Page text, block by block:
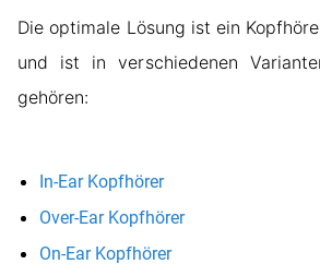
Die optimale Lösung ist ein
und ist in verschiedenen
gehören:
In-Ear Kopfhörer
Over-Ear Kopfhörer
On-Ear Kopfhörer